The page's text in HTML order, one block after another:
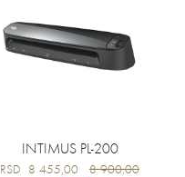
INTIMUS PL-200
RSD 8 455,00 8 900,00